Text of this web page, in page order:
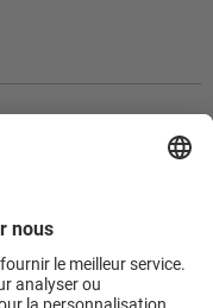
• 86199
• +49